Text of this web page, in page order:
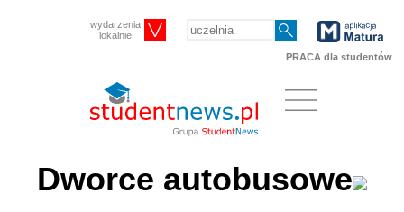
wydarzenia
lokalnie
PRACA dla studentów
Dworce autobusowe